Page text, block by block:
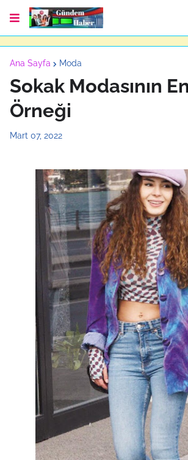
Ana Sayfa Moda
Sokak Modasının
Örneği
Mart 07, 2022